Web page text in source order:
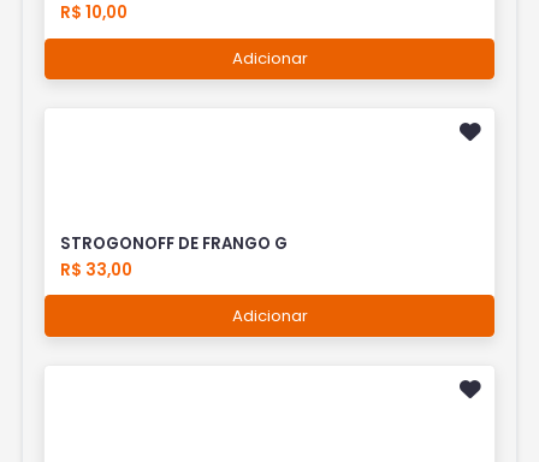
R$ 10,00
Adicionar
STROGONOFF DE FRANGO G
R$ 33,00
Adicionar